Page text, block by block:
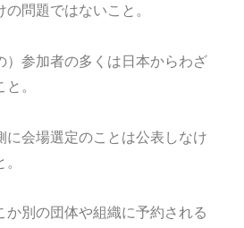
問題ではないこと。
）参加者の多くは日本からわざ
。
に会場選定のことは公表しなけ
か別の団体や組織に予約される